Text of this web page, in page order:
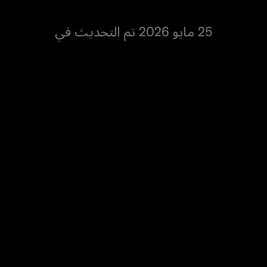
25 مايو 2026 تم التحديث في